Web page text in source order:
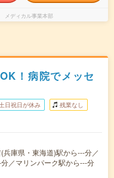
メディカル事業本部
！病院でメッセ
土日祝日が休み 残業なし
庫県・東海道)駅から---分／
／マリンパーク駅から---分